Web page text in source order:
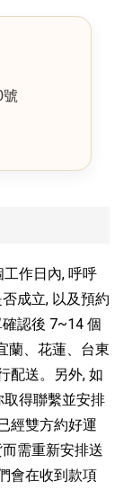
號
作日內, 呼呼
成立, 以及預約
認後 7~14 個
蘭、花蓮、台東
配送。另外, 如
得聯繫並安排
經雙方約好運
需重新安排送
會在收到款項